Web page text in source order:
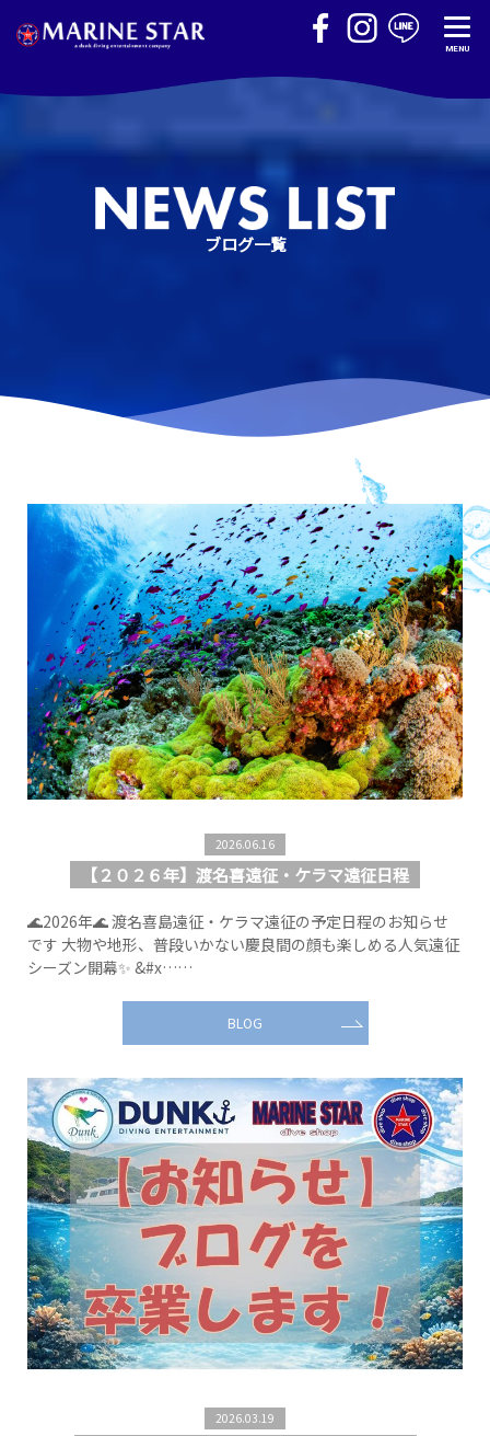
MENU
ブログ一覧
2026.06.16
【２０２６年】渡名喜遠征・ケラマ遠征日程
🌊2026年🌊 渡名喜島遠征・ケラマ遠征の予定日程のお知らせ
です 大物や地形、普段いかない慶良間の顔も楽しめる人気遠征
シーズン開幕✨ &#x……
BLOG
2026.03.19